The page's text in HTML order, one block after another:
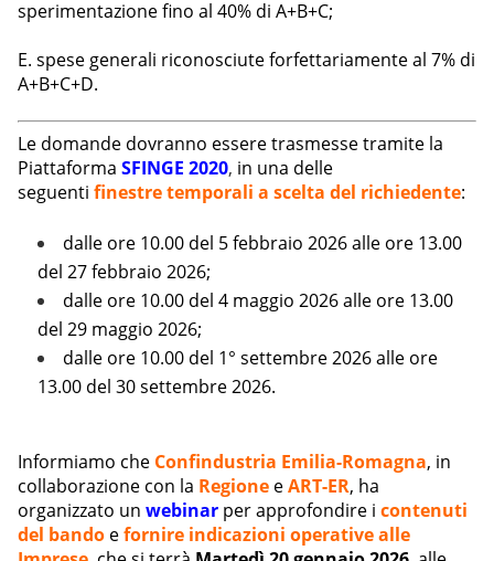
sperimentazione fino al 40% di A+B+C;
E. spese generali riconosciute forfettariamente al 7% di
A+B+C+D.
Le domande dovranno essere trasmesse tramite la
Piattaforma SFINGE 2020, in una delle
seguenti finestre temporali a scelta del richiedente:
dalle ore 10.00 del 5 febbraio 2026 alle ore 13.00
del 27 febbraio 2026;
dalle ore 10.00 del 4 maggio 2026 alle ore 13.00
del 29 maggio 2026;
dalle ore 10.00 del 1° settembre 2026 alle ore
13.00 del 30 settembre 2026.
Informiamo che Confindustria Emilia-Romagna, in
collaborazione con la Regione eART-ER, ha
organizzato un webinar per approfondire i contenuti
del bando efornire indicazioni operative alle